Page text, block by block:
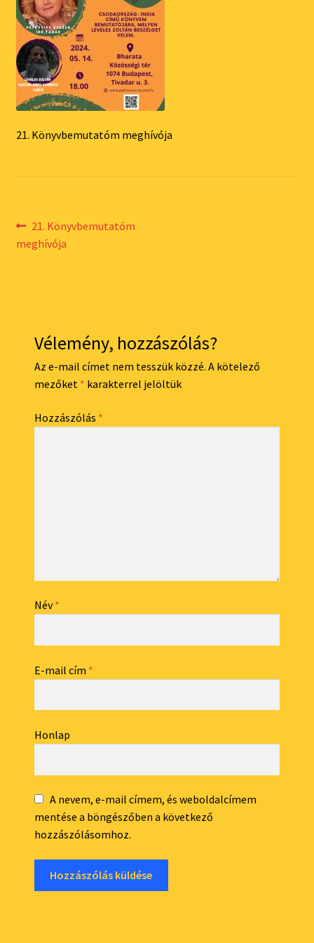
21. Könyvbemutatóm meghívója
Bejegyzés
navigáció
Previous
post:
21. Könyvbemutatóm
meghívója
Vélemény, hozzászólás?
Az e-mail címet nem tesszük közzé. A kötelező
mezőket * karakterrel jelöltük
Hozzászólás *
Név*
E-mail cím *
Honlap
A nevem, e-mail címem, és weboldalcímem
mentése a böngészőben a következő
hozzászólásomhoz.